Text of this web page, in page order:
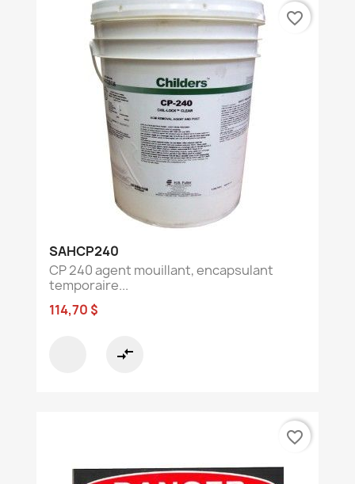
SAHCP240
CP 240 agent mouillant, encapsulant
temporaire...
114,70 $
compare_arrows
favorite_border
favorite_border